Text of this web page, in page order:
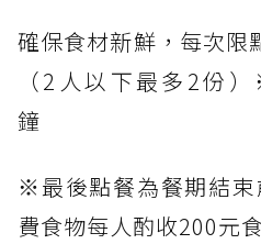
確保食材新鮮，每次限
（2人以下最多2份
鐘
※最後點餐為餐期結
費食物每人酌收200元